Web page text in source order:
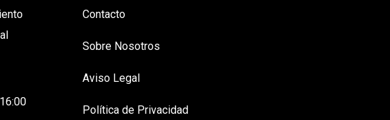
Contacto
Sobre Nosotros
Aviso Legal
Política de Privacidad